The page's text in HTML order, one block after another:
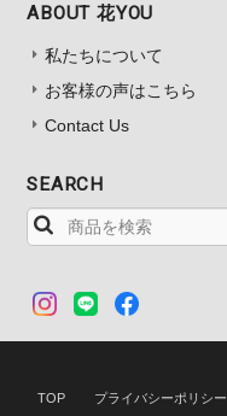
ABOUT 花YOU
私たちについて
お客様の声はこちら
Contact Us
SEARCH
TOP プライバシーポリシー